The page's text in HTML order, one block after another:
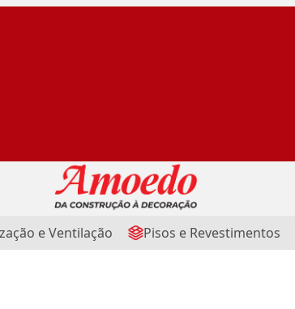
e Ventilação Pisos e Revestimentos